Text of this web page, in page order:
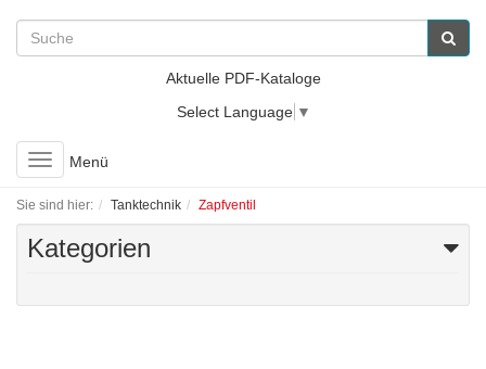
Aktuelle PDF-Kataloge
Select Language ▼
Toggle
navigation
Menü
Sie sind hier: Tanktechnik Zapfventil
Kategorien